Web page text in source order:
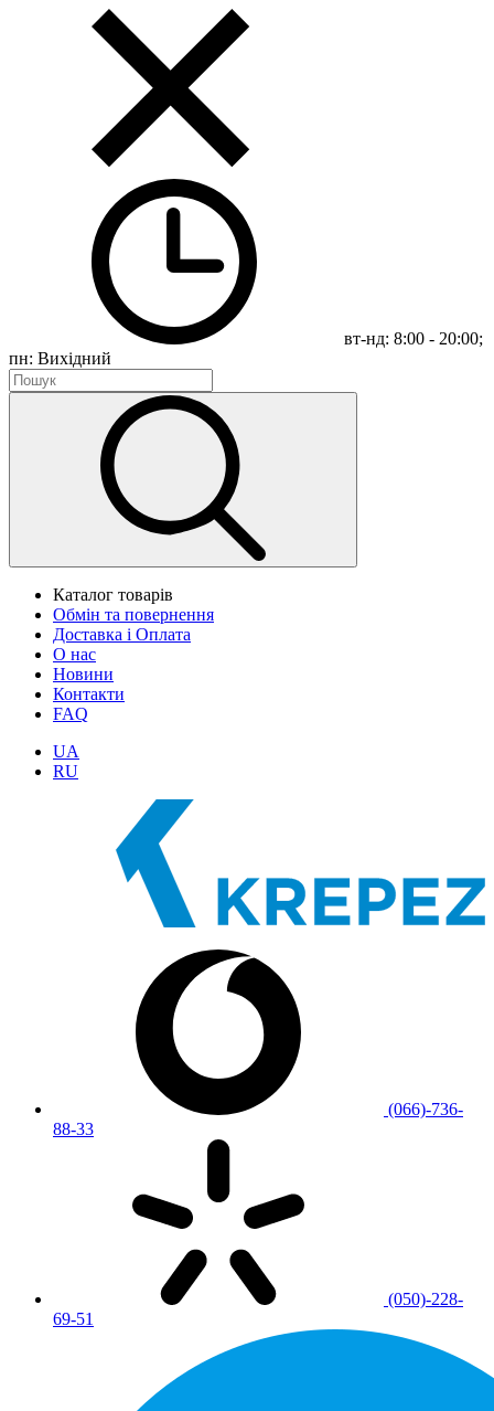
вт-нд: 8:00 - 20:00;
пн: Вихідний
Каталог товарів
Обмін та повернення
Доставка і Оплата
О нас
Новини
Контакти
FAQ
UA
RU
(066)-736-
88-33
(050)-228-
69-51